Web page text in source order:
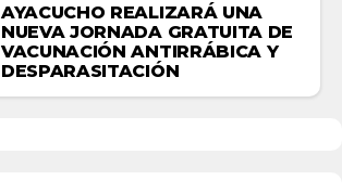
AYACUCHO REALIZARÁ UNA
NUEVA JORNADA GRATUITA DE
VACUNACIÓN ANTIRRÁBICA Y
DESPARASITACIÓN